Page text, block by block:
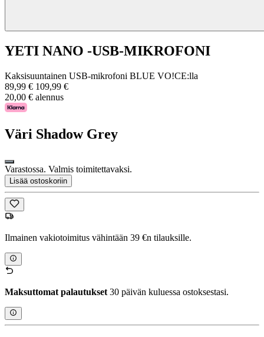
YETI NANO -USB-MIKROFONI
Kaksisuuntainen USB-mikrofoni BLUE VO!CE:lla
89,99 € 109,99 €
20,00 € alennus
Väri Shadow Grey
Varastossa. Valmis toimitettavaksi.
Lisää ostoskoriin
Ilmainen vakiotoimitus vähintään 39 €n tilauksille.
Maksuttomat palautukset 30 päivän kuluessa ostoksestasi.